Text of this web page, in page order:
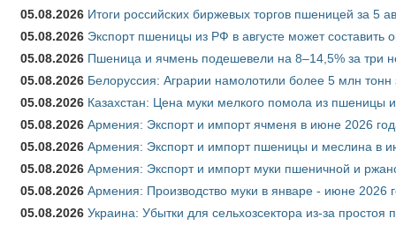
05.08.2026 Итоги российских биржевых торгов пшеницей за 5
05.08.2026 Экспорт пшеницы из РФ в августе может составить
05.08.2026 Пшеница и ячмень подешевели на 8–14,5% за три
05.08.2026 Белоруссия: Аграрии намолотили более 5 млн тонн
05.08.2026 Казахстан: Цена муки мелкого помола из пшеницы
05.08.2026 Армения: Экспорт и импорт ячменя в июне 2026
05.08.2026 Армения: Экспорт и импорт пшеницы и меслина в
05.08.2026 Армения: Экспорт и импорт муки пшеничной и
05.08.2026 Армения: Производство муки в январе - июне 2026
05.08.2026 Украина: Убытки для сельхозсектора из-за простоя